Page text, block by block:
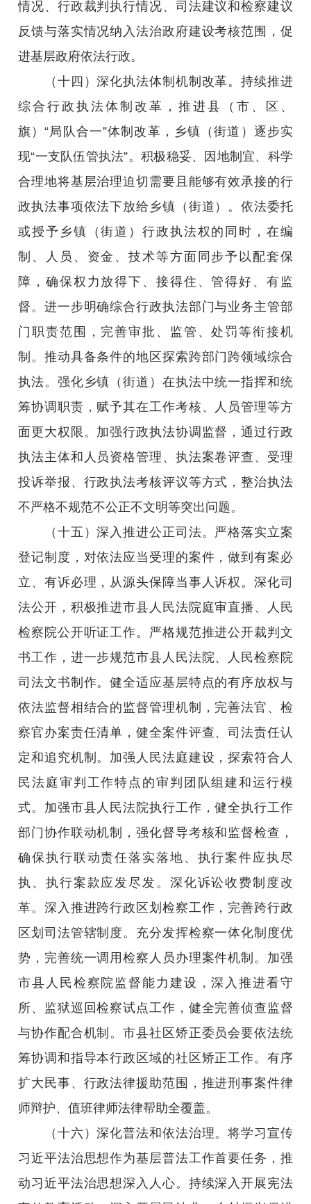
情况、行政裁判执行情况、司法建议和检察建议
反馈与落实情况纳入法治政府建设考核范围，促
进基层政府依法行政。
（十四）深化执法体制机制改革。持续推进
综合行政执法体制改革，推进县（市、区、
旗）“局队合一”体制改革，乡镇（街道）逐步实
现“一支队伍管执法”。积极稳妥、因地制宜、科学
合理地将基层治理迫切需要且能够有效承接的行
政执法事项依法下放给乡镇（街道）。依法委托
或授予乡镇（街道）行政执法权的同时，在编
制、人员、资金、技术等方面同步予以配套保
障，确保权力放得下、接得住、管得好、有监
督。进一步明确综合行政执法部门与业务主管部
门职责范围，完善审批、监管、处罚等衔接机
制。推动具备条件的地区探索跨部门跨领域综合
执法。强化乡镇（街道）在执法中统一指挥和统
筹协调职责，赋予其在工作考核、人员管理等方
面更大权限。加强行政执法协调监督，通过行政
执法主体和人员资格管理、执法案卷评查、受理
投诉举报、行政执法考核评议等方式，整治执法
不严格不规范不公正不文明等突出问题。
（十五）深入推进公正司法。严格落实立案
登记制度，对依法应当受理的案件，做到有案必
立、有诉必理，从源头保障当事人诉权。深化司
法公开，积极推进市县人民法院庭审直播、人民
检察院公开听证工作。严格规范推进公开裁判文
书工作，进一步规范市县人民法院、人民检察院
司法文书制作。健全适应基层特点的有序放权与
依法监督相结合的监督管理机制，完善法官、检
察官办案责任清单，健全案件评查、司法责任认
定和追究机制。加强人民法庭建设，探索符合人
民法庭审判工作特点的审判团队组建和运行模
式。加强市县人民法院执行工作，健全执行工作
部门协作联动机制，强化督导考核和监督检查，
确保执行联动责任落实落地、执行案件应执尽
执、执行案款应发尽发。深化诉讼收费制度改
革。深入推进跨行政区划检察工作，完善跨行政
区划司法管辖制度。充分发挥检察一体化制度优
势，完善统一调用检察人员办理案件机制。加强
市县人民检察院监督能力建设，深入推进看守
所、监狱巡回检察试点工作，健全完善侦查监督
与协作配合机制。市县社区矫正委员会要依法统
筹协调和指导本行政区域的社区矫正工作。有序
扩大民事、行政法律援助范围，推进刑事案件律
师辩护、值班律师法律帮助全覆盖。
（十六）深化普法和依法治理。将学习宣传
习近平法治思想作为基层普法工作首要任务，推
动习近平法治思想深入人心。持续深入开展宪法